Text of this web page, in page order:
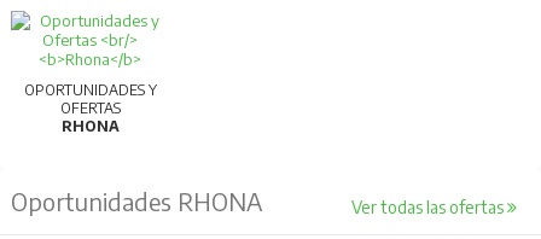
OPORTUNIDADES Y
OFERTAS
RHONA
Oportunidades RHONA Ver todas las ofertas